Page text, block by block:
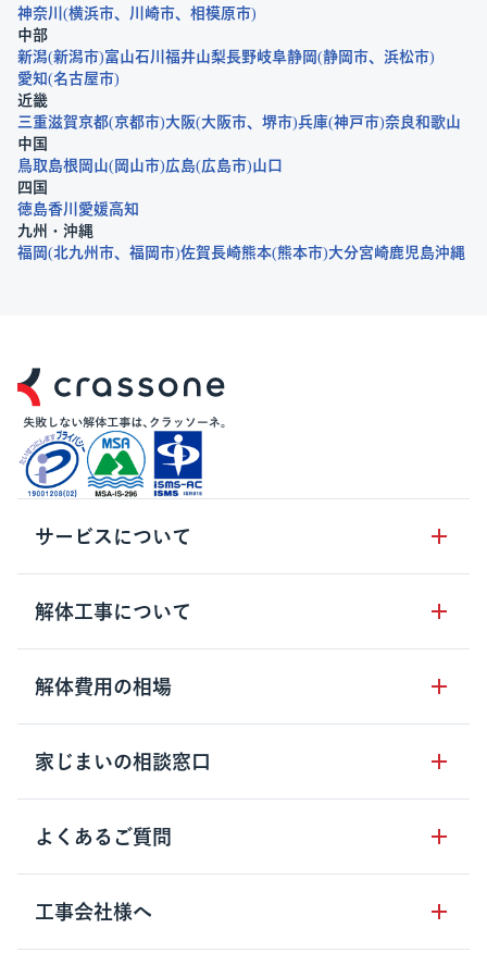
神奈川
横浜市 川崎市
相模原市
中部
新潟 新潟市 富山石川 福井山梨長野岐阜静岡 静岡市
浜松市
愛知 名古屋市
近畿
三重滋賀京都 京都市 大阪 大阪市 堺市 兵庫 神戸市 奈良和歌山
中国
鳥取 島根 岡山 岡山市 広島 広島市 山口
四国
徳島香川 愛媛高知
九州・沖縄
福岡 北九州市 福岡市 佐賀長崎熊本 熊本市 大分宮崎鹿児島沖縄
サービスについて
サービスの流れ
サービスのメリット
クラッソーネの自治体連携
お客さまの声
空き家の処分を検討のお客様へ
解体工事について
解体工事の基礎知識
解体工事に関わる法律
用語集
解体費用の相場
木造住宅の相場
鉄骨造住宅の相場
RC造住宅の相場
家じまいの相談窓口
家じまいの相談窓口
よくあるご質問
クラッソーネの利用方法
工事の進め方
工事会社様へ